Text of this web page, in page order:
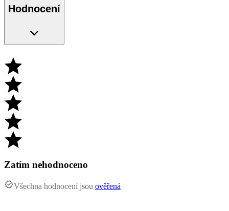
Hodnocení
Zatím nehodnoceno
Všechna hodnocení jsou ověřená